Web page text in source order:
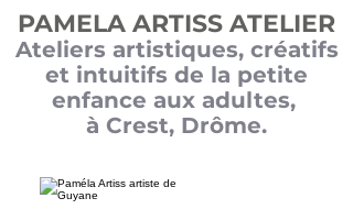
PAMELA ARTISS ATELIER
Ateliers artistiques, créatifs
et intuitifs de la petite
enfance aux adultes,
à Crest, Drôme.